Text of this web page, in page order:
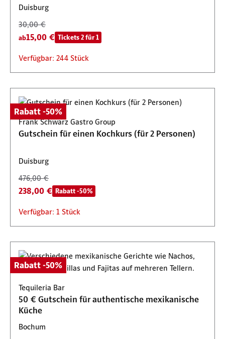
Duisburg
30,00 €
ab15,00 € Tickets 2 für 1
Verfügbar: 244 Stück
Rabatt -50%
Frank Schwarz Gastro Group
Gutschein für einen Kochkurs (für 2 Personen)
Duisburg
476,00 €
238,00 € Rabatt -50%
Verfügbar: 1 Stück
Rabatt -50%
Tequileria Bar
50 € Gutschein für authentische mexikanische
Küche
Bochum